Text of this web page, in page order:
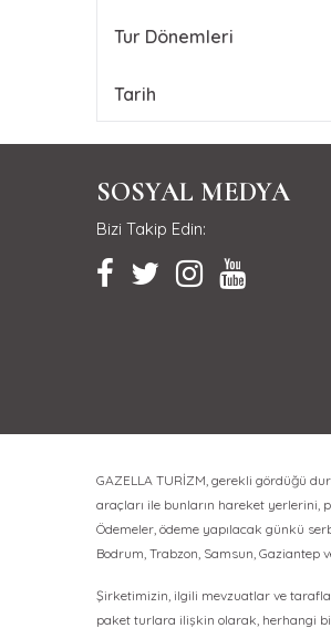
Tur Dönemleri
Tarih
SOSYAL MEDYA
Bizi Takip Edin:
GAZELLA TURİZM, gerekli gördüğü
araçları ile bunların hareket yerlerini,
Ödemeler, ödeme yapılacak günkü
Bodrum, Trabzon, Samsun,
Şirketimizin, ilgili mevzuatlar ve
paket turlara ilişkin olarak, herhangi